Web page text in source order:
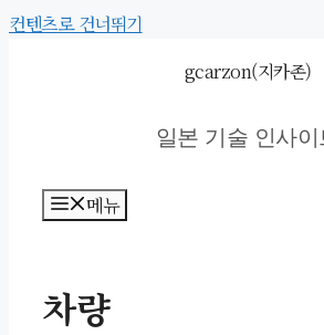
컨텐츠로 건너뛰기
gcarzon(지카존)
일본 기술 인사이
메뉴
차량